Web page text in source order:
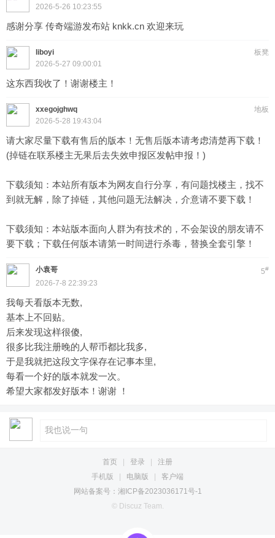
2026-5-26 10:23:55
感谢分享 传奇端游发布站 knkk.cn 欢迎来玩
板凳
liboyi
2026-5-27 09:00:01
这东西我收了！谢谢楼主！
地板
xxegojghwq
2026-5-28 19:43:04
请大家尽量下载有售后的版本！无售后版本请考虑清楚再下载！
(掉链在联系楼主无果后去失效申报区发帖申报！)
下载须知：本站所有版本为网友自行分享，有问题找楼主，找不
到就无解，除了掉链，其他问题无法解决，介意请不要下载！
下载须知：本站版本面向人群为有技术的，不会架设的朋友请不
要下载；下载任何版本请第一时间进行杀毒，替换全套引擎！
5#
小袁哥
2026-7-8 22:39:23
我每天看版本无数,
基本上不回贴。
后来发现这样很傻,
很多比我注册晚的人帮币都比我多,
于是我就把这段文字保存在记事本里,
每看一个好的版本就发一次。
希望大家都发好版本！谢谢 ！
首页 | 登录 |
注册
手机版
| 电脑版 |
客户端
网站备案号：湘ICP备2023036171号-1
© Discuz Team.